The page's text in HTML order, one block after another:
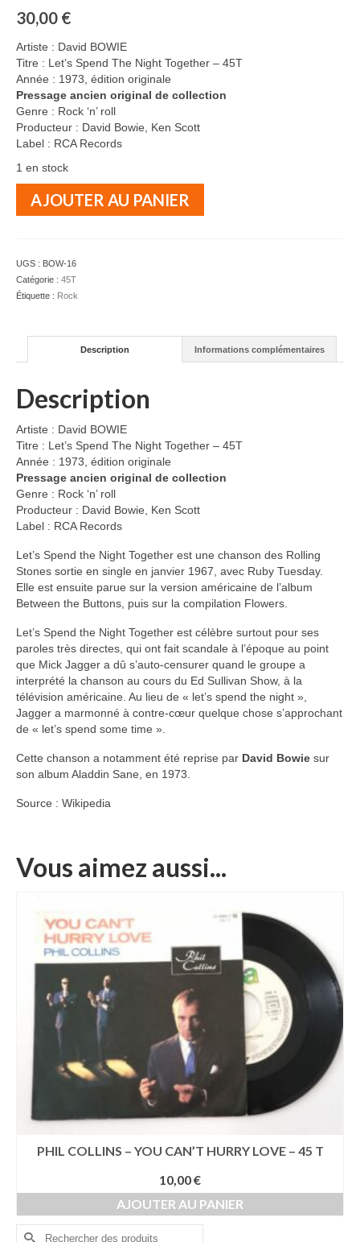
30,00 €
Artiste : David BOWIE
Titre : Let’s Spend The Night Together – 45T
Année : 1973, édition originale
Pressage ancien original de collection
Genre : Rock ‘n’ roll
Producteur : David Bowie, Ken Scott
Label : RCA Records
1 en stock
Spend
The
Together
AJOUTER AU PANIER
UGS : BOW-16
Catégorie : 45T
Étiquette : Rock
Description Informations complémentaires
Description
Artiste : David BOWIE
Titre : Let’s Spend The Night Together – 45T
Année : 1973, édition originale
Pressage ancien original de collection
Genre : Rock ‘n’ roll
Producteur : David Bowie, Ken Scott
Label : RCA Records
Let’s Spend the Night Together est une chanson des Rolling
Stones sortie en single en janvier 1967, avec Ruby Tuesday.
Elle est ensuite parue sur la version américaine de l’album
Between the Buttons, puis sur la compilation Flowers.
Let’s Spend the Night Together est célèbre surtout pour ses
paroles très directes, qui ont fait scandale à l’époque au point
que Mick Jagger a dû s’auto-censurer quand le groupe a
interprété la chanson au cours du Ed Sullivan Show, à la
télévision américaine. Au lieu de « let’s spend the night »,
Jagger a marmonné à contre-cœur quelque chose s’approchant
de « let’s spend some time ».
Cette chanson a notamment été reprise par David Bowie sur
son album Aladdin Sane, en 1973.
Source : Wikipedia
Vous aimez aussi...
PHIL COLLINS – YOU CAN’T HURRY LOVE – 45 T
10,00€
AJOUTER AU PANIER
Rechercher :